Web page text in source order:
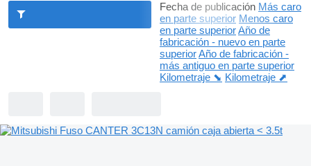
Fecha de publicación Más caro
en parte superior Menos caro
en parte superiorAño de
fabricación - nuevo en parte
superiorAño de fabricación -
más antiguo en parte superior
Kilometraje ⬊ Kilometraje ⬈